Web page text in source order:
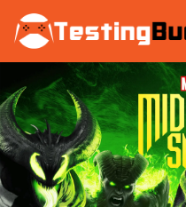
Zum Hauptinhalt springen